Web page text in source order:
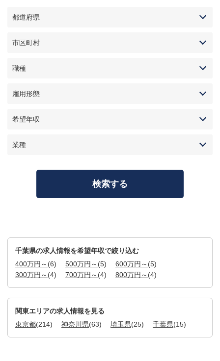
都道府県
市区町村
職種
雇用形態
希望年収
業種
千葉県の求人情報を希望年収で絞り込む
400万円～ (6) 500万円～ (5) 600万円～ (5)
300万円～ (4) 700万円～ (4) 800万円～ (4)
関東エリアの求人情報を見る
東京都(214) 神奈川県(63) 埼玉県(25) 千葉県(15)